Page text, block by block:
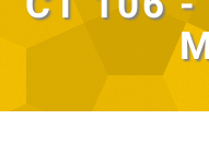
la